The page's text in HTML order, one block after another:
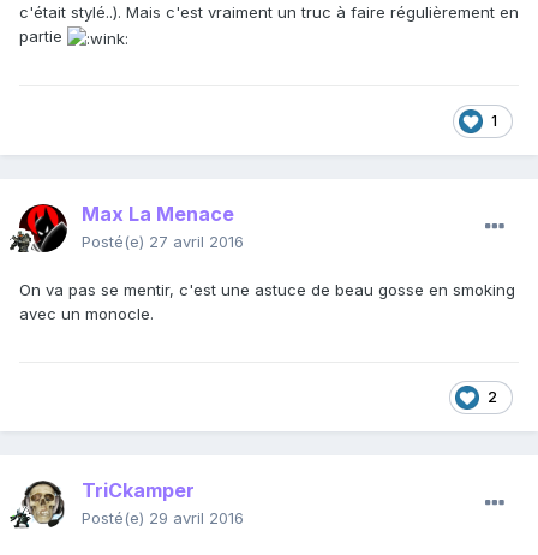
c'était stylé..). Mais c'est vraiment un truc à faire régulièrement en
partie
1
Max La Menace
Posté(e) 27 avril 2016
On va pas se mentir, c'est une astuce de beau gosse en smoking
avec un monocle.
2
TriCkamper
Posté(e) 29 avril 2016